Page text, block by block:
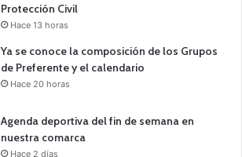
Protección Civil
Hace 13 horas
Ya se conoce la composición de los Grupos
de Preferente y el calendario
Hace 20 horas
Agenda deportiva del fin de semana en
nuestra comarca
Hace 2 días